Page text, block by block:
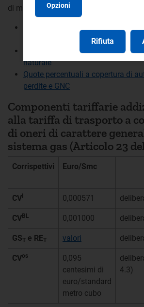
di misura del trasporto gas per l'anno
Punti di entrata e uscita dalla rete
Tariffe di trasporto e
naturale
Quote percentuali a copertura di
perdite e GNC
Componenti tariffarie
alla tariffa di trasporto a
di oneri di carattere
sistema gas (Articolo 23
Corrispettivi Euro/Smc
CV 0,000571
CV BL 0,001000
GST e RET valori
CVos
0,095
centesimi di
euro/standard
metro cubo
4.3)
Opzioni
Rifiuta